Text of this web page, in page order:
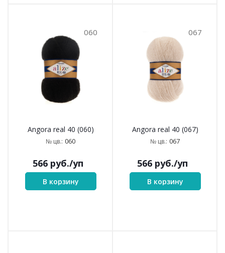
060
Angora real 40 (060)
№ цв.: 060
566 руб./уп
В корзину
067
Angora real 40 (067)
№ цв.: 067
566 руб./уп
В корзину